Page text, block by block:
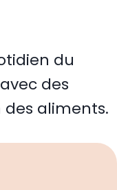
du
des
aliments.